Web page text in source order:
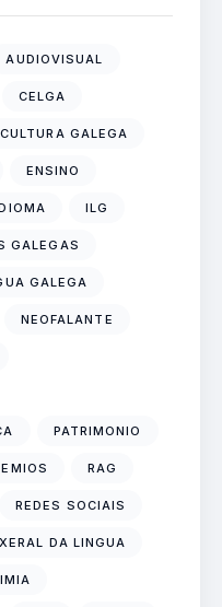
AUDIOVISUAL
CELGA
GALEGA
ENSINO
ILG
GALEGAS
GALEGA
NEOFALANTE
PATRIMONIO
RAG
REDES SOCIAIS
DA LINGUA